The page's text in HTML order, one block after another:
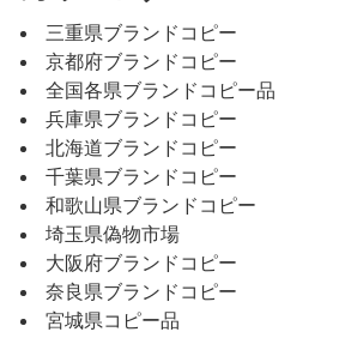
三重県ブランドコピー
京都府ブランドコピー
全国各県ブランドコピー品
兵庫県ブランドコピー
北海道ブランドコピー
千葉県ブランドコピー
和歌山県ブランドコピー
埼玉県偽物市場
大阪府ブランドコピー
奈良県ブランドコピー
宮城県コピー品